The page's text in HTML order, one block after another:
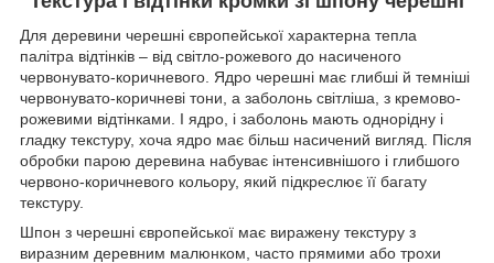
Для деревини черешні європейської характерна тепла
палітра відтінків – від світло-рожевого до насиченого
червонувато-коричневого. Ядро черешні має глибші й темніші
червонувато-коричневі тони, а заболонь світліша, з кремово-
рожевими відтінками. І ядро, і заболонь мають однорідну і
гладку текстуру, хоча ядро має більш насичений вигляд. Після
обробки парою деревина набуває інтенсивнішого і глибшого
червоно-коричневого кольору, який підкреслює її багату
текстуру.
Шпон з черешні європейської має виражену текстуру з
виразним деревним малюнком, часто прямими або трохи